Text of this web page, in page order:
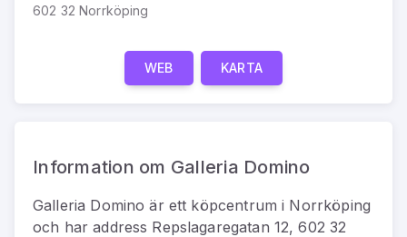
602 32 Norrköping
WEB KARTA
Information om Galleria Domino
Galleria Domino är ett köpcentrum i Norrköping
och har address Repslagaregatan 12, 602 32